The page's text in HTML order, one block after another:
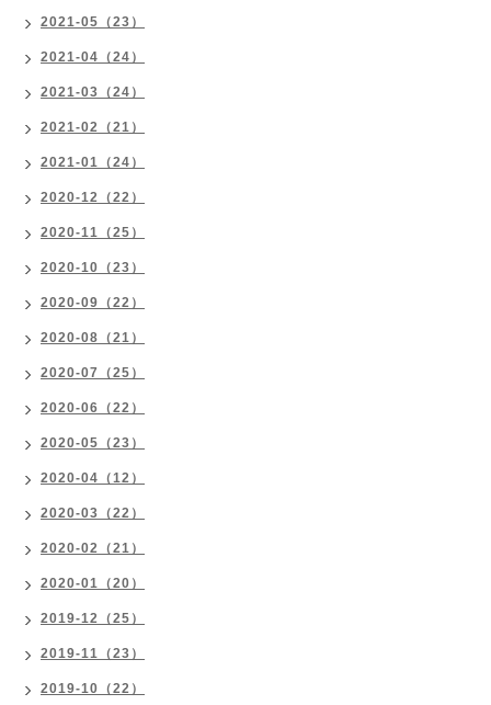
2021-05（23）
2021-04（24）
2021-03（24）
2021-02（21）
2021-01（24）
2020-12（22）
2020-11（25）
2020-10（23）
2020-09（22）
2020-08（21）
2020-07（25）
2020-06（22）
2020-05（23）
2020-04（12）
2020-03（22）
2020-02（21）
2020-01（20）
2019-12（25）
2019-11（23）
2019-10（22）